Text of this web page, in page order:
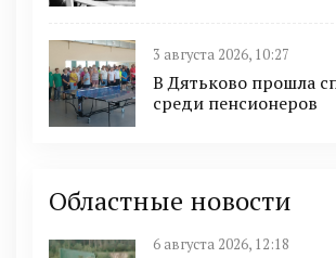
3 августа 2026, 10:27
В Дятьково прошла
среди пенсионеров
Областные новости
6 августа 2026, 12:18